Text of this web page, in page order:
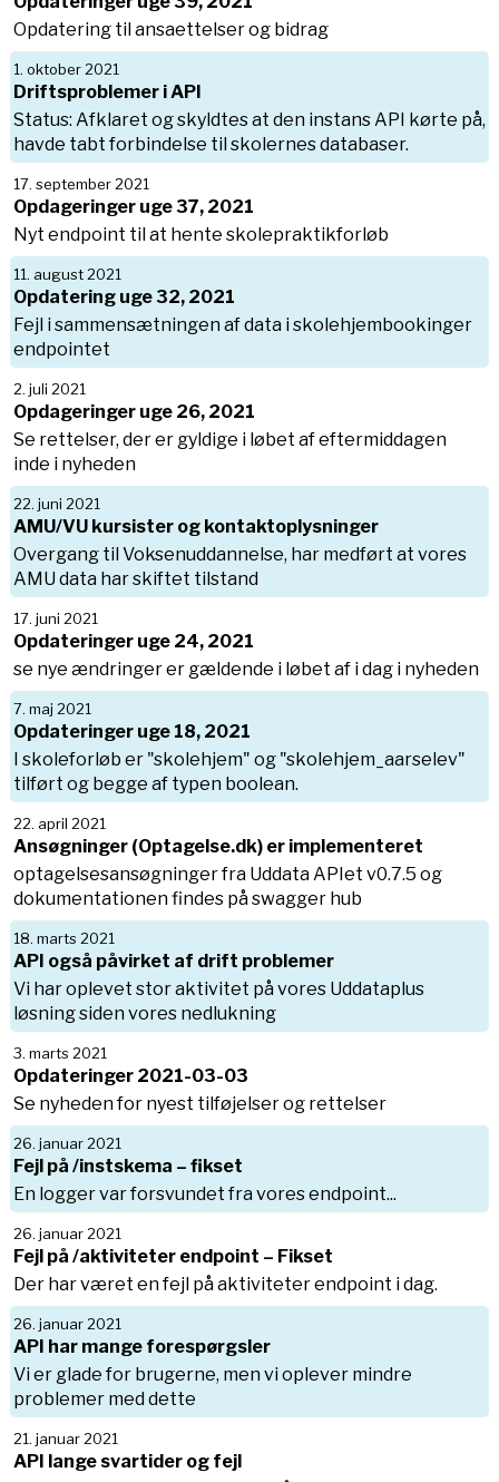
Opdatering til ansaettelser og bidrag
1. oktober 2021
Driftsproblemer i API
Status: Afklaret og skyldtes at den instans API kørte på,
havde tabt forbindelse til skolernes databaser.
17. september 2021
Opdageringer uge 37, 2021
Nyt endpoint til at hente skolepraktikforløb
11. august 2021
Opdatering uge 32, 2021
Fejl i sammensætningen af data i skolehjembookinger
endpointet
2. juli 2021
Opdageringer uge 26, 2021
Se rettelser, der er gyldige i løbet af eftermiddagen
inde i nyheden
22. juni 2021
AMU/VU kursister og kontaktoplysninger
Overgang til Voksenuddannelse, har medført at vores
AMU data har skiftet tilstand
17. juni 2021
Opdateringer uge 24, 2021
se nye ændringer er gældende i løbet af i dag i nyheden
7. maj 2021
Opdateringer uge 18, 2021
I skoleforløb er "skolehjem" og "skolehjem_aarselev"
tilført og begge af typen boolean.
22. april 2021
Ansøgninger (Optagelse.dk) er implementeret
optagelsesansøgninger fra Uddata APIet v0.7.5 og
dokumentationen findes på swagger hub
18. marts 2021
API også påvirket af drift problemer
Vi har oplevet stor aktivitet på vores Uddataplus
løsning siden vores nedlukning
3. marts 2021
Opdateringer 2021-03-03
Se nyheden for nyest tilføjelser og rettelser
26. januar 2021
Fejl på /instskema – fikset
En logger var forsvundet fra vores endpoint...
26. januar 2021
Fejl på /aktiviteter endpoint – Fikset
Der har været en fejl på aktiviteter endpoint i dag.
26. januar 2021
API har mange forespørgsler
Vi er glade for brugerne, men vi oplever mindre
problemer med dette
21. januar 2021
API lange svartider og fejl